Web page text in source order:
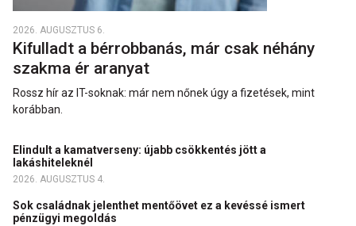
2026. AUGUSZTUS 6.
Kifulladt a bérrobbanás, már csak néhány
szakma ér aranyat
Rossz hír az IT-soknak: már nem nőnek úgy a fizetések, mint
korábban.
Elindult a kamatverseny: újabb csökkentés jött a
lakáshiteleknél
2026. AUGUSZTUS 4.
Sok családnak jelenthet mentőövet ez a kevéssé ismert
pénzügyi megoldás